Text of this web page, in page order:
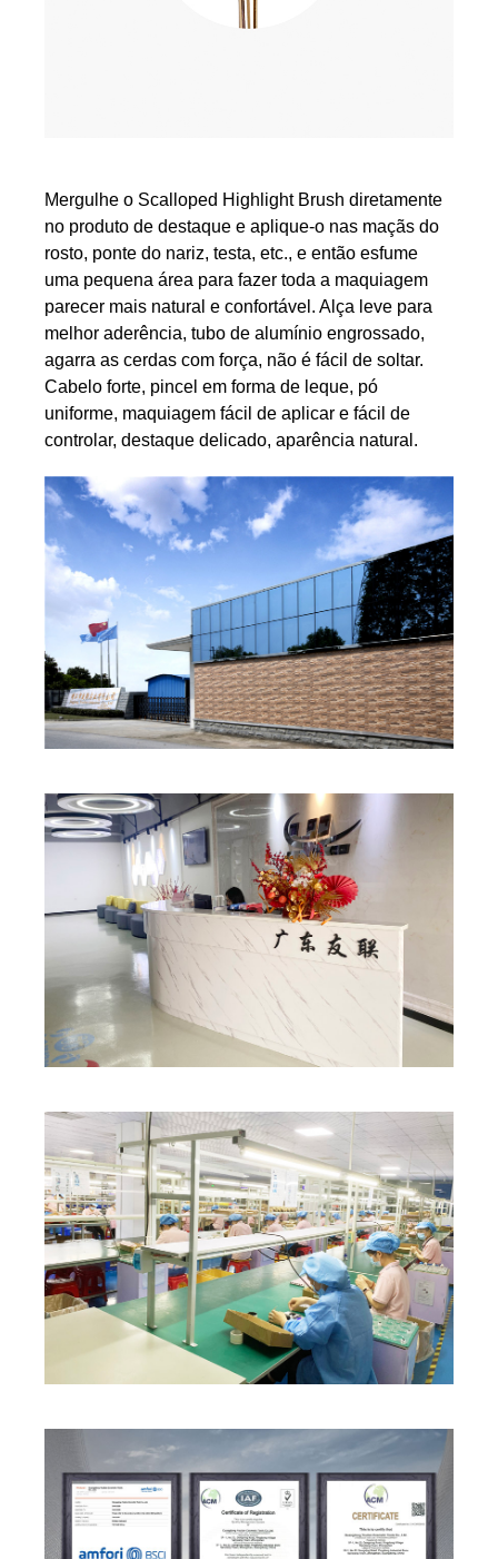
Mergulhe o Scalloped Highlight Brush diretamente
no produto de destaque e aplique-o nas maçãs do
rosto, ponte do nariz, testa, etc., e então esfume
uma pequena área para fazer toda a maquiagem
parecer mais natural e confortável. Alça leve para
melhor aderência, tubo de alumínio engrossado,
agarra as cerdas com força, não é fácil de soltar.
Cabelo forte, pincel em forma de leque, pó
uniforme, maquiagem fácil de aplicar e fácil de
controlar, destaque delicado, aparência natural.